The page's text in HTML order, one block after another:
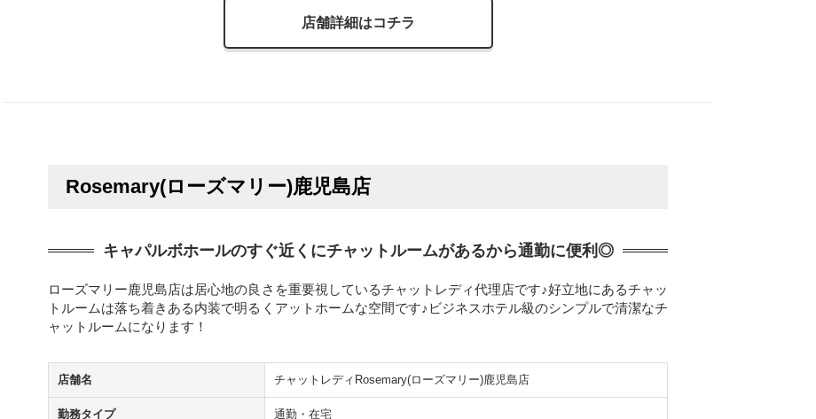
店舗詳細はコチラ
Rosemary(ローズマリー)鹿児島店
キャパルボホールのすぐ近くにチャットルームがあるから通勤に便利◎
ローズマリー鹿児島店は居心地の良さを重要視しているチャットレディ代理店です♪好立地にあるチャッ
トルームは落ち着きある内装で明るくアットホームな空間です♪ビジネスホテル級のシンプルで清潔なチ
ャットルームになります！
店舗名 チャットレディRosemary(ローズマリー)鹿児島店
勤務タイプ 通勤・在宅